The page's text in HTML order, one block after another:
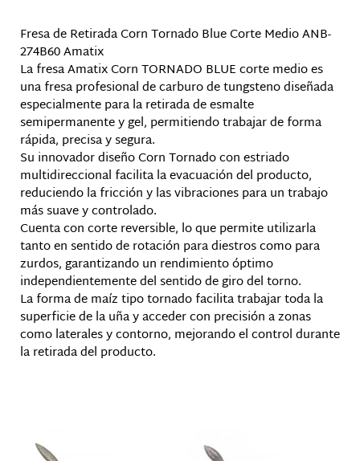
Fresa de Retirada Corn Tornado Blue Corte Medio ANB-
274B60 Amatix
La fresa Amatix Corn TORNADO BLUE corte medio es
una fresa profesional de carburo de tungsteno diseñada
especialmente para la retirada de esmalte
semipermanente y gel, permitiendo trabajar de forma
rápida, precisa y segura.
Su innovador diseño Corn Tornado con estriado
multidireccional facilita la evacuación del producto,
reduciendo la fricción y las vibraciones para un trabajo
más suave y controlado.
Cuenta con corte reversible, lo que permite utilizarla
tanto en sentido de rotación para diestros como para
zurdos, garantizando un rendimiento óptimo
independientemente del sentido de giro del torno.
La forma de maíz tipo tornado facilita trabajar toda la
superficie de la uña y acceder con precisión a zonas
como laterales y contorno, mejorando el control durante
la retirada del producto.